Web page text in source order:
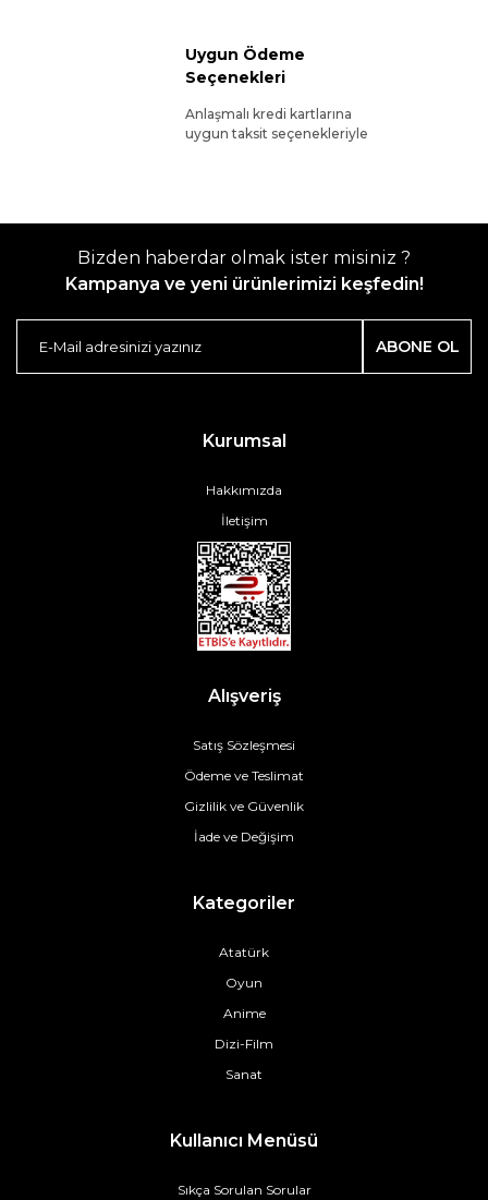
Uygun Ödeme
Seçenekleri
Anlaşmalı kredi kartlarına
uygun taksit seçenekleriyle
Bizden haberdar olmak ister misiniz ?
Kampanya ve yeni ürünlerimizi keşfedin!
ABONE OL
Kurumsal
Hakkımızda
İletişim
Alışveriş
Satış Sözleşmesi
Ödeme ve Teslimat
Gizlilik ve Güvenlik
İade ve Değişim
Kategoriler
Atatürk
Oyun
Anime
Dizi-Film
Sanat
Kullanıcı Menüsü
Sıkça Sorulan Sorular